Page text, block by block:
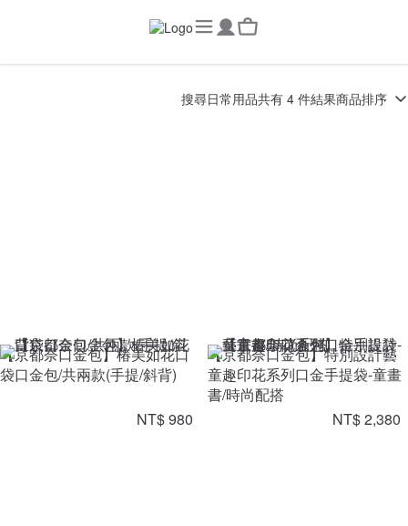
搜尋日常用品共有 4 件結果商品排序
【京都奈口金包】椿美如花口
袋口金包/共兩款(手提/斜背)
NT$ 980
【京都奈口金包】特別設計藝
童趣印花系列口金手提袋-童畫
書/時尚配搭
NT$ 2,380